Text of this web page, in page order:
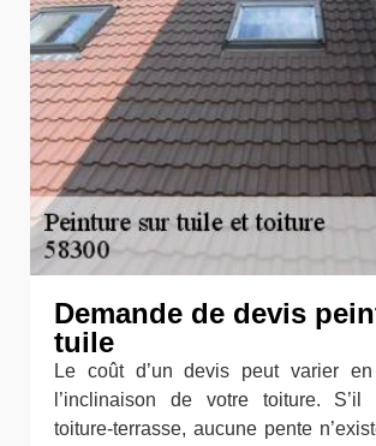
Demande de devis
tuile
Le coût d’un devis peut varier
l’inclinaison de votre toiture. S’il
toiture-terrasse, aucune pente